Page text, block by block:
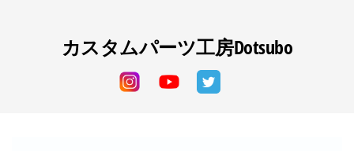
カスタムパーツ工房Dotsubo